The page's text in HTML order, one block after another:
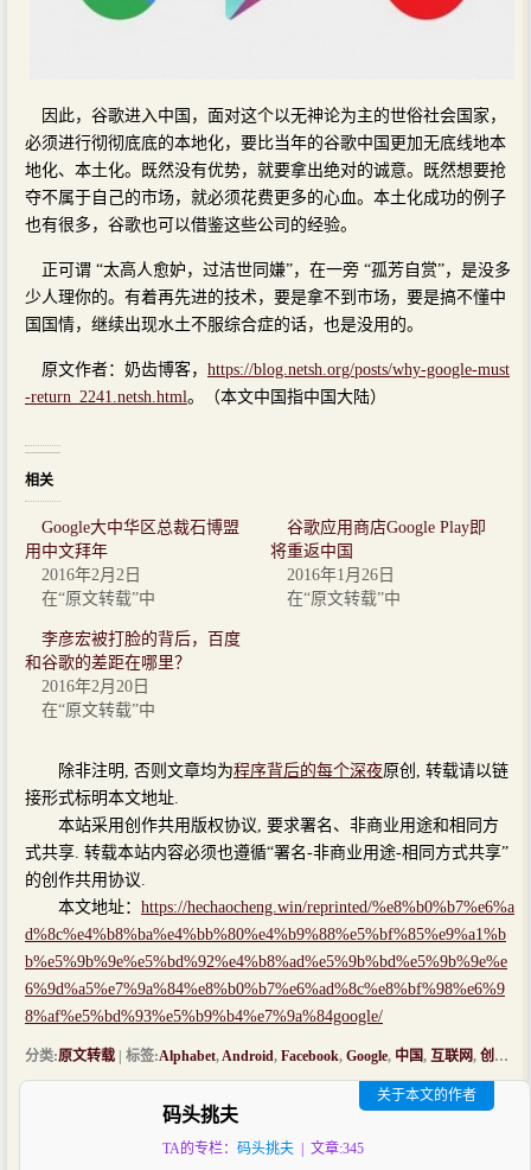
因此，谷歌进入中国，面对这个以无神论为主的世俗社会国家，
必须进行彻彻底底的本地化，要比当年的谷歌中国更加无底线地本
地化、本土化。既然没有优势，就要拿出绝对的诚意。既然想要抢
夺不属于自己的市场，就必须花费更多的心血。本土化成功的例子
也有很多，谷歌也可以借鉴这些公司的经验。
正可谓 “太高人愈妒，过洁世同嫌”，在一旁 “孤芳自赏”，是没多
少人理你的。有着再先进的技术，要是拿不到市场，要是搞不懂中
国国情，继续出现水土不服综合症的话，也是没用的。
原文作者：奶齿博客， https://blog.netsh.org/posts/why-google-must
-return_2241.netsh.html。（本文中国指中国大陆）
相关
Google大中华区总裁石博盟
用中文拜年
2016年2月2日
在“原文转载”中
谷歌应用商店Google Play即
将重返中国
2016年1月26日
在“原文转载”中
李彦宏被打脸的背后，百度
和谷歌的差距在哪里？
2016年2月20日
在“原文转载”中
除非注明, 否则文章均为程序背后的每个深夜原创, 转载请以链
接形式标明本文地址.
本站采用创作共用版权协议, 要求署名、非商业用途和相同方
式共享. 转载本站内容必须也遵循“署名-非商业用途-相同方式共享”
的创作共用协议.
本文地址： https://hechaocheng.win/reprinted/%e8%b0%b7%e6%a
d%8c%e4%b8%ba%e4%bb%80%e4%b9%88%e5%bf%85%e9%a1%b
b%e5%9b%9e%e5%bd%92%e4%b8%ad%e5%9b%bd%e5%9b%9e%e
6%9d%a5%e7%9a%84%e8%b0%b7%e6%ad%8c%e8%bf%98%e6%9
8%af%e5%bd%93%e5%b9%b4%e7%9a%84google/
分类:原文转载 | 标签:Alphabet, Android, Facebook, Google, 中国, 互联网, 创业
码头挑夫
TA的专栏： 码头挑夫 | 文章:345
关于本文的作者